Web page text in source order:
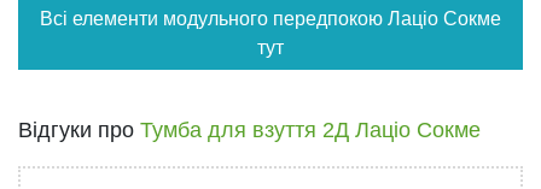
Всі елементи модульного передпокою Лаціо Сокме
тут
Відгуки про Тумба для взуття 2Д Лаціо Сокме